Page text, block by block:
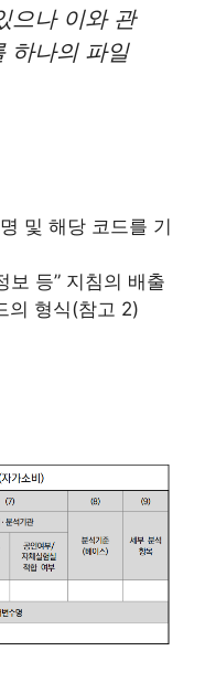
으나 이와 관
하나의 파일
및 해당 코드를 기
보 등” 지침의 배출
의 형식(참고 2)